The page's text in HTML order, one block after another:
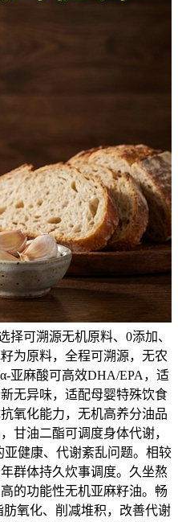
可溯源无机原料、0添加、
为原料，全程可溯源，无农
亚麻酸可高效DHA/EPA，适
无异味，适配母婴特殊饮食
氧化能力，无机高养分油品
甘油二酯可调度身体代谢，
健康、代谢紊乱问题。相较
群体持久炊事调度。久坐熬
的功能性无机亚麻籽油。畅
氧化、削减堆积，改善代谢